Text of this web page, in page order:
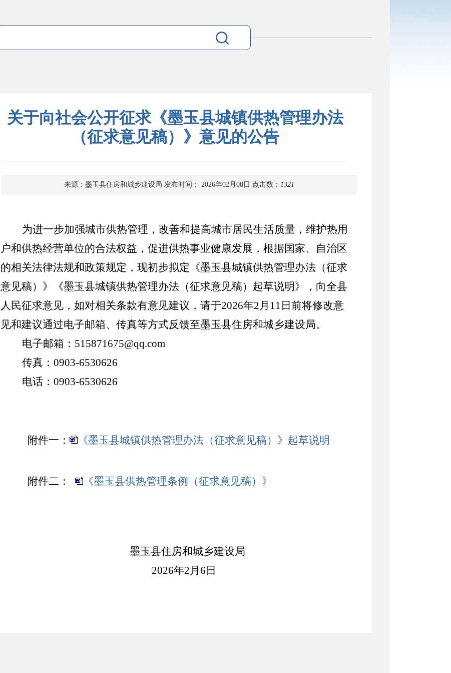
关于向社会公开征求《墨玉县城镇供热管理办法
（征求意见稿）》意见的公告
来源：墨玉县住房和城乡建设局 发布时间： 2026年02月08日 点击数： 1321
为进一步加强城市供热管理，改善和提高城市居民生活质量，维护热用
户和供热经营单位的合法权益，促进供热事业健康发展，根据国家、自治区
的相关法律法规和政策规定，现初步拟定《墨玉县城镇供热管理办法（征求
意见稿）》《墨玉县城镇供热管理办法（征求意见稿）起草说明》，向全县
人民征求意见，如对相关条款有意见建议，请于2026年2月 11 日前将修改意
见和建议通过电子邮箱、传真等方式反馈至墨玉县住房和城乡建设局。
电子邮箱： 515871675@qq.com
传真： 0903-6530626
电话： 0903-6530626
附件一： 《墨玉县城镇供热管理办法（征求意见稿）》起草说明
附件二： 《墨玉县供热管理条例（征求意见稿） 》
墨玉县住房和城乡建设局
2026年2月6日